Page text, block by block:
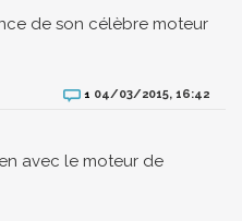
de son célèbre moteur
1 04/03/2015, 16:42
avec le moteur de